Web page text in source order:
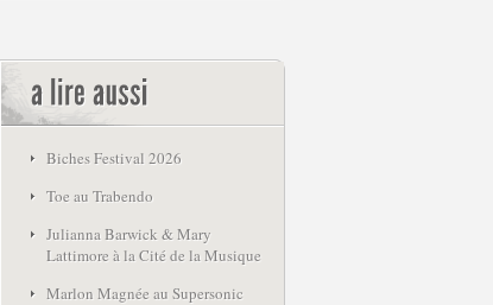
Biches Festival 2026
Toe au Trabendo
Julianna Barwick & Mary
Lattimore à la Cité de la Musique
Marlon Magnée au Supersonic